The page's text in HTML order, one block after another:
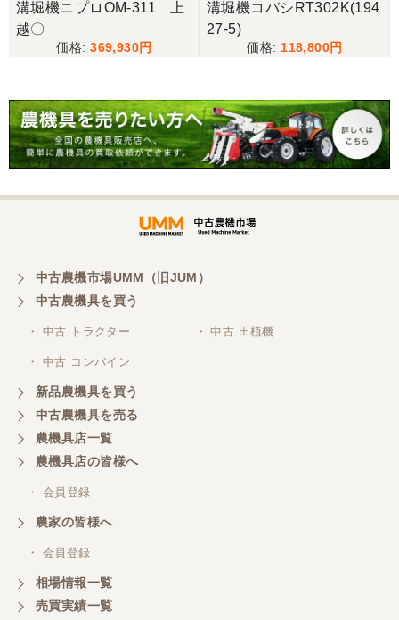
こちらの、対応も、よく、大変、満足、です。
三重県／谷本勝美
こちらの、対応、も、よくして、くれました。
対応も、よくしてくれました、有難うございまし
三重県／山本
対応ありがとうございました。
三重県／山本
共立シュレッターを受け取りました。 状態は問題な
く、エンジンも調子がよさそうです。 ありがとうご
ざいました。
三重県／
嫌な顔をせずに一生懸命頑張ってくれる中山さんに
感謝しています。ここで3台買いましたが、これから
もよろしくお願いしたいです。
溝堀機コバシRT302K(194
27-5)
118,800
溝堀機スガノDT-251 岐阜
349,800
中古農機市場UMM（旧JUM）
中古農機具を買う
・ 中古 トラクター ・ 中古 田植機
・ 中古 コンバイン
新品農機具を買う
中古農機具を売る
農機具店一覧
農機具店の皆様へ
・ 会員登録
農家の皆様へ
・ 会員登録
相場情報一覧
売買実績一覧